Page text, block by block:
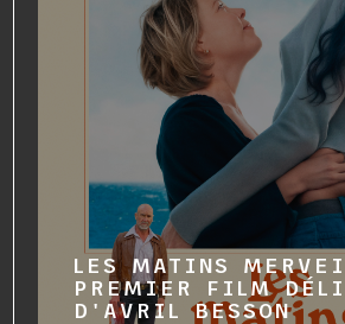
LES MATINS
PREMIER FILM
D'AVRIL BESSON